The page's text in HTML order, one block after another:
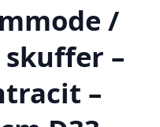
/
–
–